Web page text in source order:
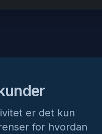
er det kun
for hvordan